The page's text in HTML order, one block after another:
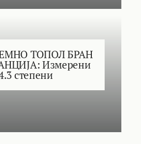
ТОПОЛ БРАН
Измерени
степени